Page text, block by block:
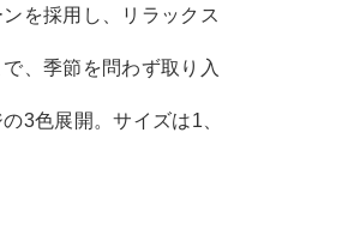
を採用し、リラックス
、季節を問わず取り入
3色展開。サイズは1、